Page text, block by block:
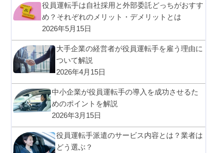
役員運転手は自社採用と外部委託どっちがおすす
め？それぞれのメリット・デメリットとは
2026年5月15日
大手企業の経営者が役員運転手を雇う理由に
ついて解説
2026年4月15日
中小企業が役員運転手の導入を成功させるた
めのポイントを解説
2026年3月15日
役員運転手派遣のサービス内容とは？業者は
どう選ぶ？